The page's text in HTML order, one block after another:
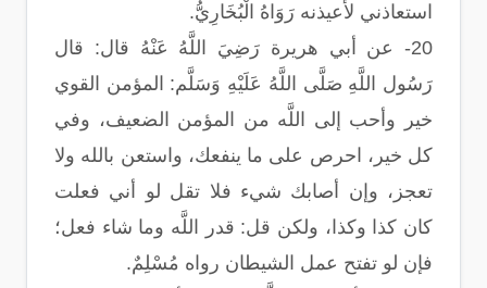
استعاذني لأعيذنه رَوَاهُ الْبُخَارِيُّ.
20- عن أبي هريرة رَضِيَ اللَّهُ عَنْهُ قال: قال
رَسُول اللَّهِ صَلَّى اللَّهُ عَلَيْهِ وَسَلَّم: المؤمن القوي
خير وأحب إلى اللَّه من المؤمن الضعيف، وفي
كل خير، احرص على ما ينفعك، واستعن بالله ولا
تعجز، وإن أصابك شيء فلا تقل لو أني فعلت
كان كذا وكذا، ولكن قل: قدر اللَّه وما شاء فعل؛
فإن لو تفتح عمل الشيطان رواه مُسْلِمٌ.